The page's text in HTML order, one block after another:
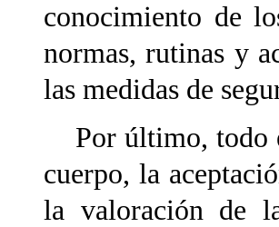
conocimiento de
normas, rutinas y
las medidas de
Por último, todo
cuerpo, la
la valoración de